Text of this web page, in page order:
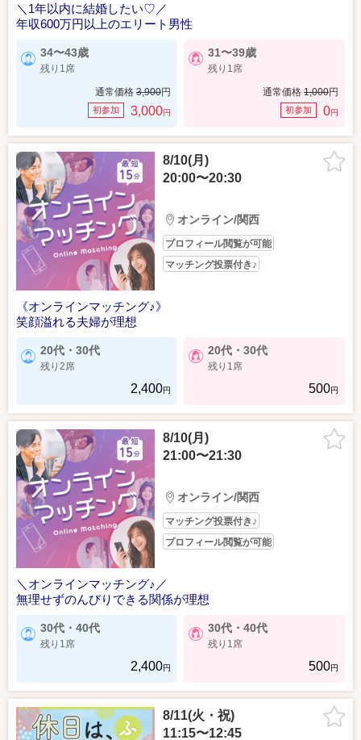
＼1年以内に結婚したい♡／
年収600万円以上のエリート男性
34〜43歳
残り1席
通常価格 3,900円
初参加 3,000円
31〜39歳
残り1席
通常価格 1,000円
初参加 0円
8/10(月)
20:00〜20:30
オンライン/関西
プロフィール閲覧が可能
マッチング投票付き♪
《オンラインマッチング♪》
笑顔溢れる夫婦が理想
20代・30代
残り2席
2,400円
20代・30代
残り1席
500円
8/10(月)
21:00〜21:30
オンライン/関西
マッチング投票付き♪
プロフィール閲覧が可能
＼オンラインマッチング♪／
無理せずのんびりできる関係が理想
30代・40代
残り1席
2,400円
30代・40代
残り1席
500円
8/11(火・祝)
11:15〜12:45